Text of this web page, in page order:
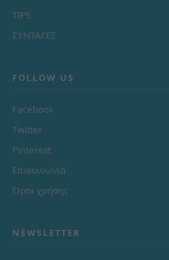
TIPS
ΣΥΝΤΑΓΕΣ
FOLLOW US
Facebook
Twitter
Pinterest
Επικοινωνία
Όροι χρήσης
NEWSLETTER